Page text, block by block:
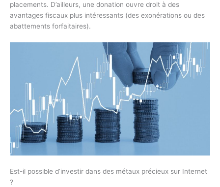
placements. D’ailleurs, une donation ouvre droit à des
avantages fiscaux plus intéressants (des exonérations ou des
abattements forfaitaires).
Est-il possible d’investir dans des métaux précieux sur Internet
?